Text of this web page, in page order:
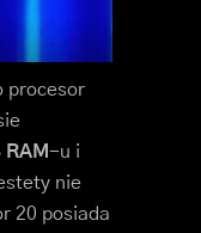
procesor
RAM-u i
nie
20 posiada